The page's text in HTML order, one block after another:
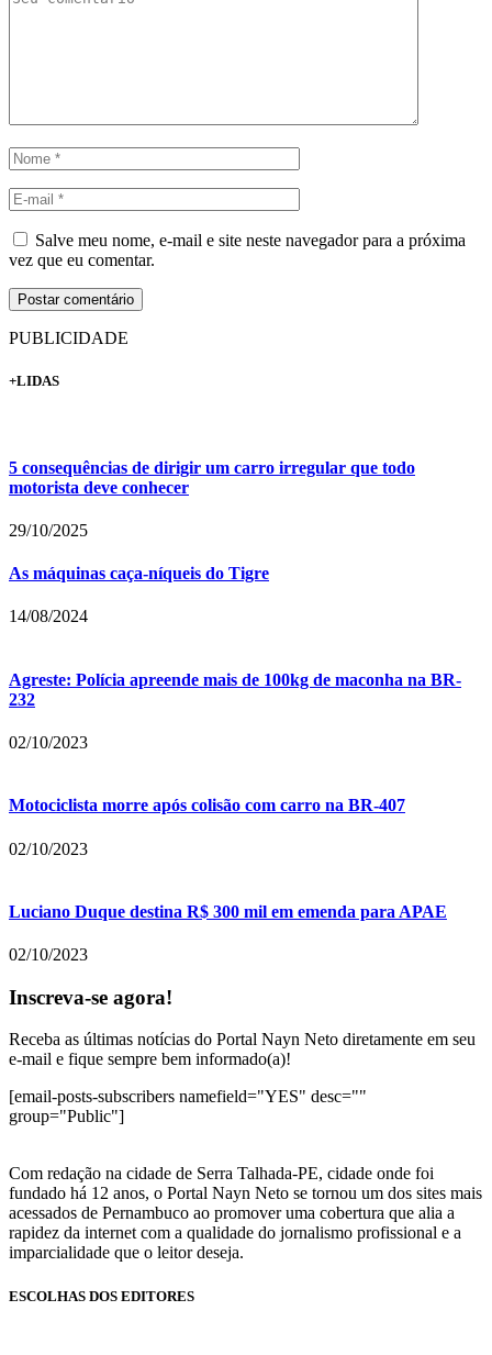
Salve meu nome, e-mail e site neste navegador para a próxima
vez que eu comentar.
PUBLICIDADE
+LIDAS
5 consequências de dirigir um carro irregular que todo
motorista deve conhecer
29/10/2025
As máquinas caça-níqueis do Tigre
14/08/2024
Agreste: Polícia apreende mais de 100kg de maconha na BR-
232
02/10/2023
Motociclista morre após colisão com carro na BR-407
02/10/2023
Luciano Duque destina R$ 300 mil em emenda para APAE
02/10/2023
Inscreva-se agora!
Receba as últimas notícias do Portal Nayn Neto diretamente em seu
e-mail e fique sempre bem informado(a)!
[email-posts-subscribers namefield="YES" desc=""
group="Public"]
Com redação na cidade de Serra Talhada-PE, cidade onde foi
fundado há 12 anos, o Portal Nayn Neto se tornou um dos sites mais
acessados de Pernambuco ao promover uma cobertura que alia a
rapidez da internet com a qualidade do jornalismo profissional e a
imparcialidade que o leitor deseja.
ESCOLHAS DOS EDITORES